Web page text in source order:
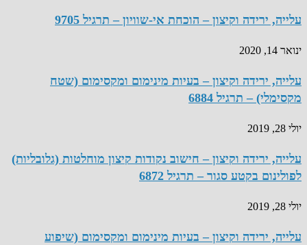
עלייה, ירידה וקיצון – הוכחת אי-שוויון – תרגיל 9705
ינואר 14, 2020
עלייה, ירידה וקיצון – בעיות מינימום ומקסימום (שטח
מקסימלי) – תרגיל 6884
יולי 28, 2019
עלייה, ירידה וקיצון – חישוב נקודות קיצון מוחלטות (גלובליות)
לפולינום בקטע סגור – תרגיל 6872
יולי 28, 2019
עלייה, ירידה וקיצון – בעיות מינימום ומקסימום (שיפוע